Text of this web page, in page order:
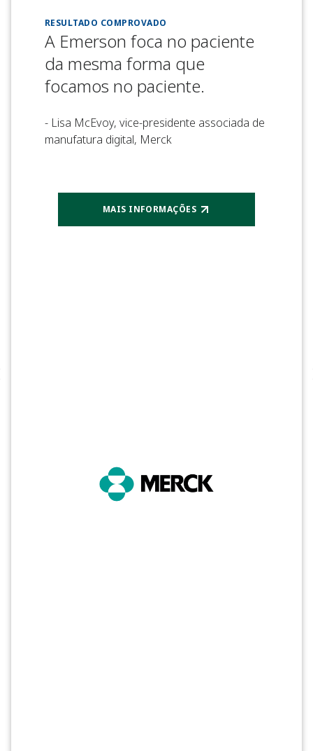
RESULTADO COMPROVADO
A Emerson foca no paciente
da mesma forma que
focamos no paciente.
- Lisa McEvoy, vice-presidente associada de
manufatura digital, Merck
MAIS INFORMAÇÕES